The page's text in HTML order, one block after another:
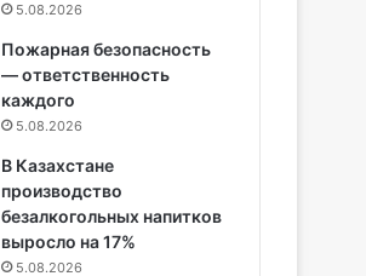
5.08.2026
Пожарная безопасность
— ответственность
каждого
5.08.2026
В Казахстане
производство
безалкогольных напитков
выросло на 17%
5.08.2026